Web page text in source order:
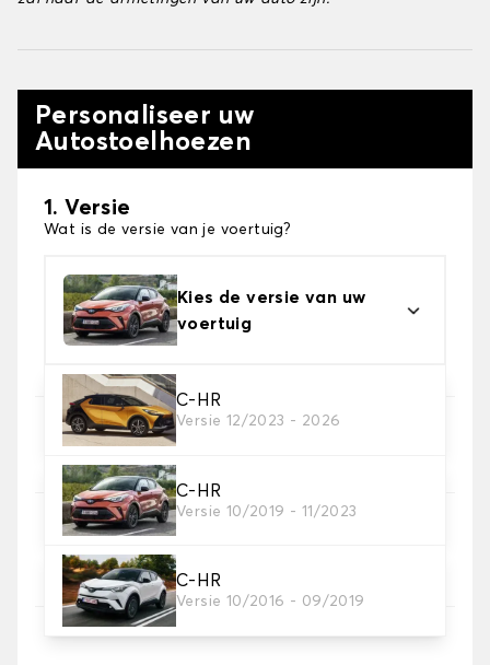
Personaliseer uw
Autostoelhoezen
1. Versie
Wat is de versie van je voertuig?
Kies de versie van uw
voertuig
C-HR
Versie 12/2023 - 2026
C-HR
Versie 10/2019 - 11/2023
C-HR
Versie 10/2016 - 09/2019
2. Set hoezen
3. Materiaal
Kies het materiaal voor je hoezen.